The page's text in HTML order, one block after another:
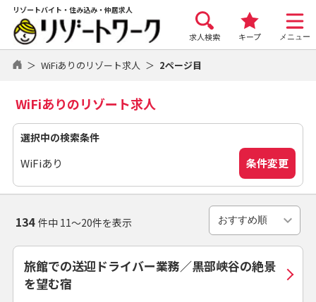
リゾートバイト・住み込み・仲居求人
求人検索 キープ メニュー
WiFiありのリゾート求人 2ページ目
WiFiありのリゾート求人
選択中の検索条件
WiFiあり 条件変更
134 件中 11～20件を表示
旅館での送迎ドライバー業務／黒部峡谷の絶景
を望む宿